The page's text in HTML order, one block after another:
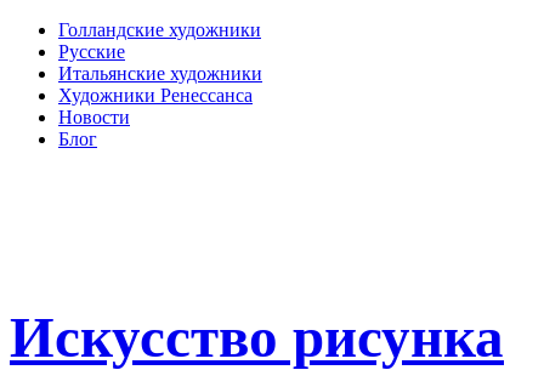
Голландские художники
Русские
Итальянские художники
Художники Ренессанса
Новости
Блог
Искусство рисунка